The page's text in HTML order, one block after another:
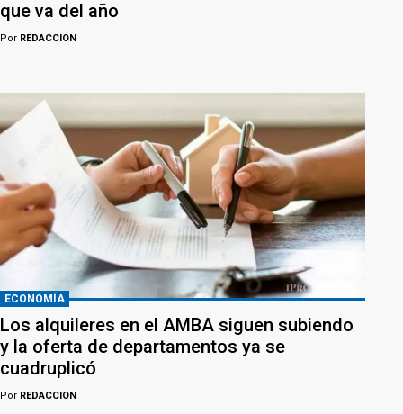
que va del año
Por REDACCION
ECONOMÍA
Los alquileres en el AMBA siguen subiendo
y la oferta de departamentos ya se
cuadruplicó
Por REDACCION